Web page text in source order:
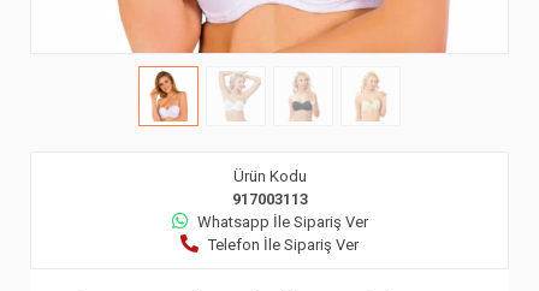
Ürün Kodu
917003113
Whatsapp İle Sipariş Ver
Telefon İle Sipariş Ver